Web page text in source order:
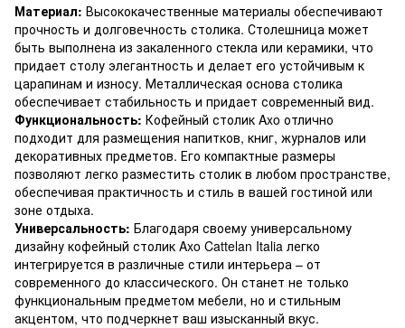
Материал: Высококачественные материалы обеспечивают
прочность и долговечность столика. Столешница может
быть выполнена из закаленного стекла или керамики, что
придает столу элегантность и делает его устойчивым к
царапинам и износу. Металлическая основа столика
обеспечивает стабильность и придает современный вид.
Функциональность: Кофейный столик Axo отлично
подходит для размещения напитков, книг, журналов или
декоративных предметов. Его компактные размеры
позволяют легко разместить столик в любом пространстве,
обеспечивая практичность и стиль в вашей гостиной или
зоне отдыха.
Универсальность: Благодаря своему универсальному
дизайну кофейный столик Axo Cattelan Italia легко
интегрируется в различные стили интерьера – от
современного до классического. Он станет не только
функциональным предметом мебели, но и стильным
акцентом, что подчеркнет ваш изысканный вкус.